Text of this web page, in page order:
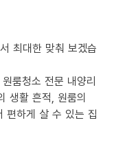
최대한 맞춰 보겠습
룸청소 전문 내양리
생활 흔적, 원룸의
편하게 살 수 있는 집